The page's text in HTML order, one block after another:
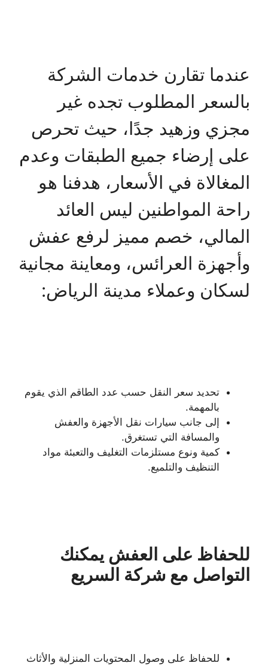
عندما تقارن خدمات الشركة
بالسعر المطلوب تجده غير
مجزي وزهيد جدًا، حيث تحرص
على إرضاء جميع الطبقات وعدم
المغالاة في الأسعار، هدفنا هو
راحة المواطنين ليس العائد
المالي، خصم مميز لرفع عفش
وأجهزة العرائس، ومعاينة مجانية
لسكان وعملاء مدينة الرياض:
تحديد سعر النقل حسب عدد الطاقم الذي يقوم
بالمهمة.
إلى جانب سيارات نقل الأجهزة والعفش
والمسافة التي تستغرق.
كمية ونوع مستلزمات التغليف والتعبئة مواد
التنظيف والتلميع.
للحفاظ على العفش يمكنك
التواصل مع شركة السريع
للحفاظ على وصول المحتويات المنزلية والأثاث